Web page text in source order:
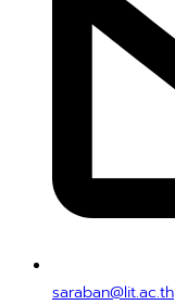
saraban@lit.ac.th